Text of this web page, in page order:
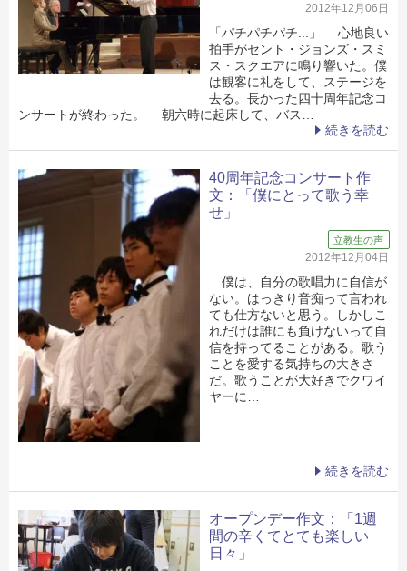
2012年12月06日
「パチパチパチ...」 心地良い
拍手がセント・ジョンズ・スミ
ス・スクエアに鳴り響いた。僕
は観客に礼をして、ステージを
去る。長かった四十周年記念コ
ンサートが終わった。 朝六時に起床して、バス…
続きを読む
40周年記念コンサート作
文：「僕にとって歌う幸
せ」
立教生の声
2012年12月04日
僕は、自分の歌唱力に自信が
ない。はっきり音痴って言われ
ても仕方ないと思う。しかしこ
れだけは誰にも負けないって自
信を持ってることがある。歌う
ことを愛する気持ちの大きさ
だ。歌うことが大好きでクワイ
ヤーに…
続きを読む
オープンデー作文：「1週
間の辛くてとても楽しい
日々」